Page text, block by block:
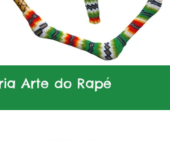
Arte do Rapé